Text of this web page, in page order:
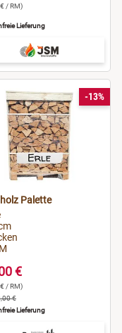
/ RM)
Lieferung
-13%
Palette
€
/ RM)
€
Lieferung